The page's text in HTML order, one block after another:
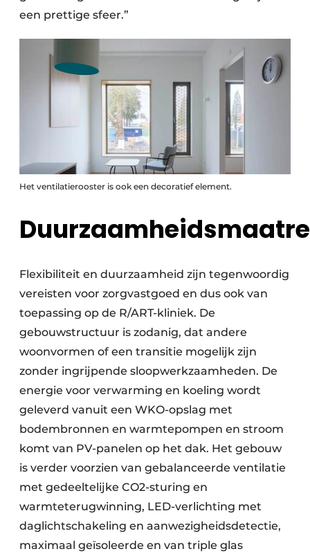
een prettige sfeer.”
Het ventilatierooster is ook een decoratief element.
Flexibiliteit en duurzaamheid zijn tegenwoordig
vereisten voor zorgvastgoed en dus ook van
toepassing op de R/ART-kliniek. De
gebouwstructuur is zodanig, dat andere
woonvormen of een transitie mogelijk zijn
zonder ingrijpende sloopwerkzaamheden. De
energie voor verwarming en koeling wordt
geleverd vanuit een WKO-opslag met
bodembronnen en warmtepompen en stroom
komt van PV-panelen op het dak. Het gebouw
is verder voorzien van gebalanceerde ventilatie
met gedeeltelijke CO2-sturing en
warmteterugwinning, LED-verlichting met
daglichtschakeling en aanwezigheidsdetectie,
maximaal geïsoleerde en van triple glas